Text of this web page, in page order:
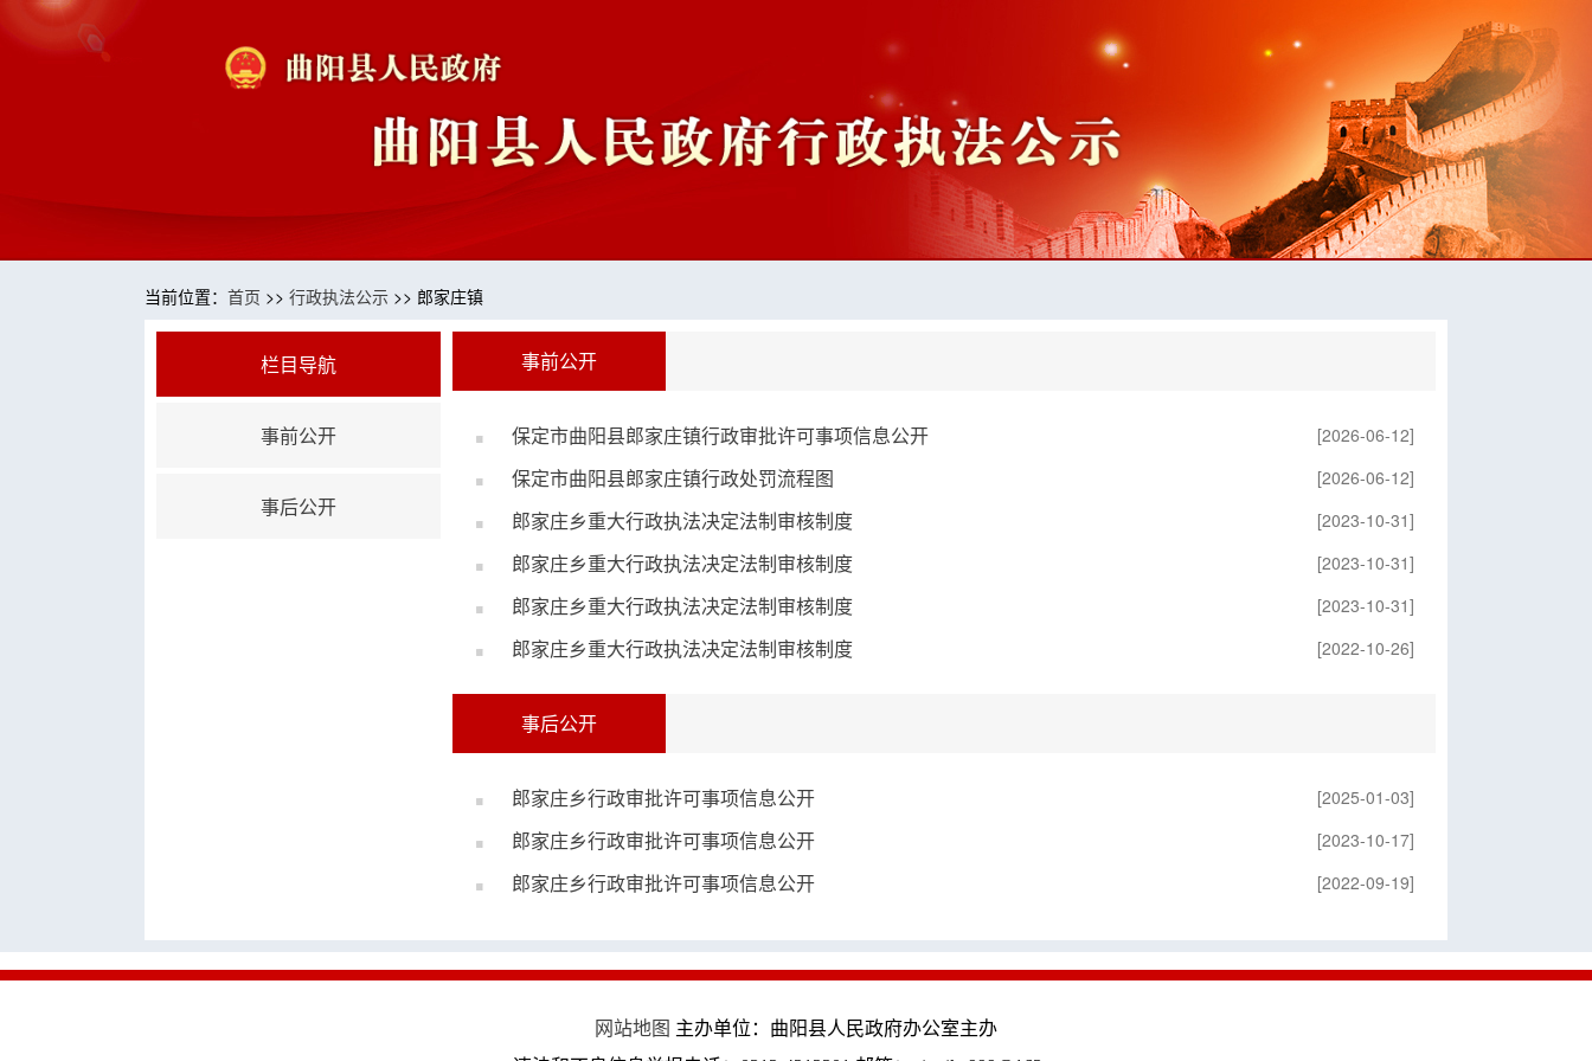
当前位置： 首页 >> 行政执法公示 >> 郎家庄镇
栏目导航
事前公开
事后公开
事前公开
保定市曲阳县郎家庄镇行政审批许可事项信息公开 [2026-06-12]
保定市曲阳县郎家庄镇行政处罚流程图 [2026-06-12]
郎家庄乡重大行政执法决定法制审核制度 [2023-10-31]
郎家庄乡重大行政执法决定法制审核制度 [2023-10-31]
郎家庄乡重大行政执法决定法制审核制度 [2023-10-31]
郎家庄乡重大行政执法决定法制审核制度 [2022-10-26]
事后公开
郎家庄乡行政审批许可事项信息公开 [2025-01-03]
郎家庄乡行政审批许可事项信息公开 [2023-10-17]
郎家庄乡行政审批许可事项信息公开 [2022-09-19]
网站地图 主办单位：曲阳县人民政府办公室主办